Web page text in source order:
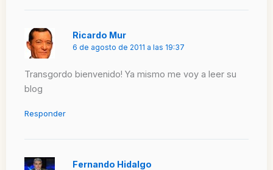
Ricardo Mur
6 de agosto de 2011 a las 19:37
Transgordo bienvenido! Ya mismo me voy a leer su
blog
Responder
Fernando Hidalgo